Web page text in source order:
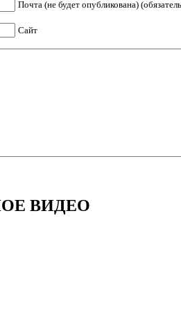
Почта (не будет опубликована)
Сайт
ВИДЕО